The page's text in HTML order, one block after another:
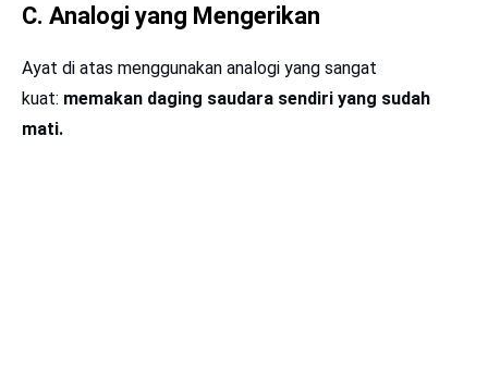
C. Analogi yang Mengerikan
Ayat di atas menggunakan analogi yang sangat
kuat: memakan daging saudara sendiri yang sudah
mati.